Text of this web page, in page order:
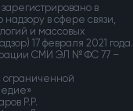
в
в сфере связи,
и массовых
17 февраля 2021 года.
СМИ ЭЛ № ФС 77 –
ограниченной
Р.Р.